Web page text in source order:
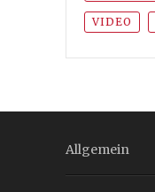
VIDEO
Allgemein